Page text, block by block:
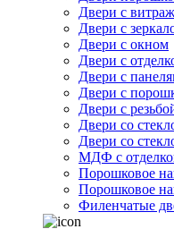
Двери с
Двери с
Двери с окном
Двери с
Двери с
Двери с
Двери с
Двери со
Двери со
МДФ с
Порошковое
Порошковое
Филенчатые